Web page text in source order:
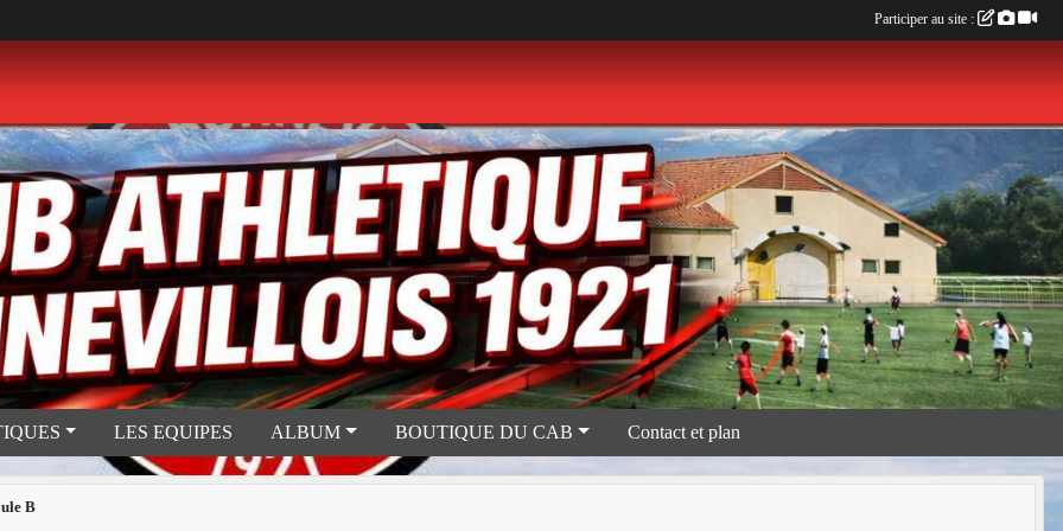
LES EQUIPES ALBUM BOUTIQUE DU CAB Contact et plan
B
Participer au site :